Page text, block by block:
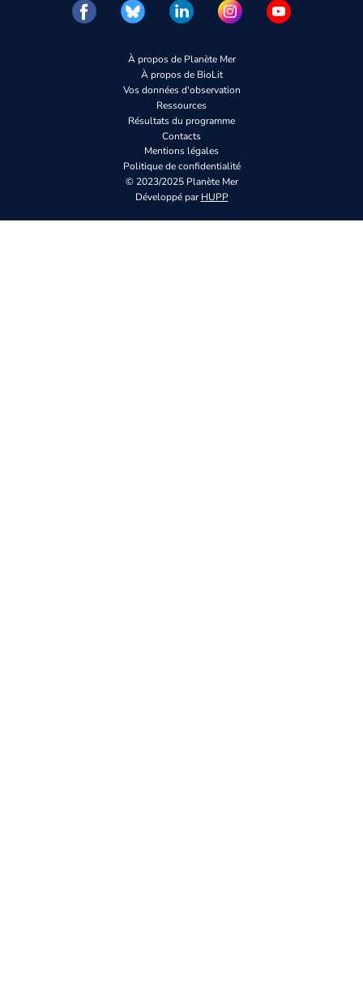
À propos de Planète Mer
À propos de BioLit
Vos données d'observation
Ressources
Résultats du programme
Contacts
Mentions légales
Politique de confidentialité
© 2023/2025 Planète Mer
Développé parHUPP